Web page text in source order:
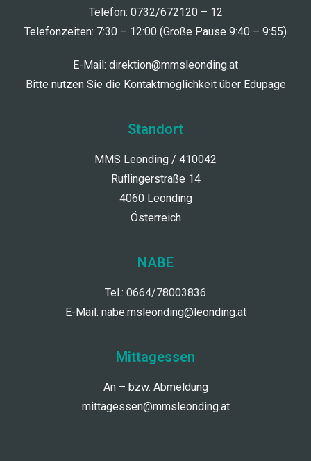
Telefon: 0732/672120 – 12
Telefonzeiten: 7:30 – 12:00 (Große Pause 9:40 – 9:55)
E-Mail: direktion@mmsleonding.at
Bitte nutzen Sie die Kontaktmöglichkeit über Edupage
Standort
MMS Leonding / 410042
Ruflingerstraße 14
4060 Leonding
Österreich
NABE
Tel.: 0664/78003836
E-Mail: nabe.msleonding@leonding.at
Mittagessen
An – bzw. Abmeldung
mittagessen@mmsleonding.at